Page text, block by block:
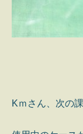
Kｍさん、次の